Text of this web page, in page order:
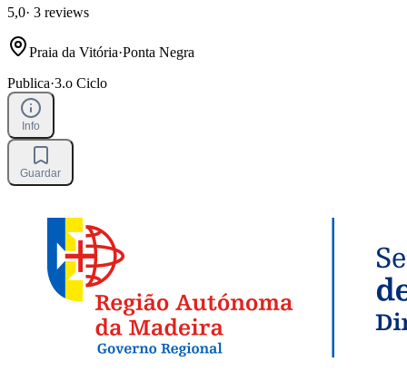
5,0· 3 reviews
Praia da Vitória·Ponta Negra
Publica·3.o Ciclo
Info
Guardar